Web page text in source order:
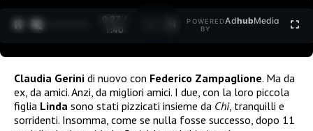
0:27 /
1:40
POWERED
BY
AdhubMedia
Claudia Gerini di nuovo con Federico Zampaglione. Ma da
ex, da amici. Anzi, da migliori amici. I due, con la loro piccola
figlia Linda sono stati pizzicati insieme da Chi, tranquilli e
sorridenti. Insomma, come se nulla fosse successo, dopo 11